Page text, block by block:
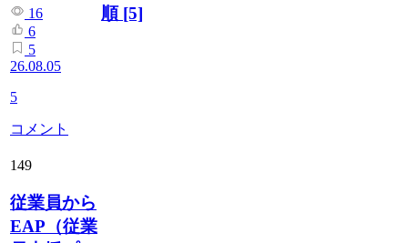
16
6
5
26.08.05
5
コメント
順 [5]
149
従業員から
EAP（従業